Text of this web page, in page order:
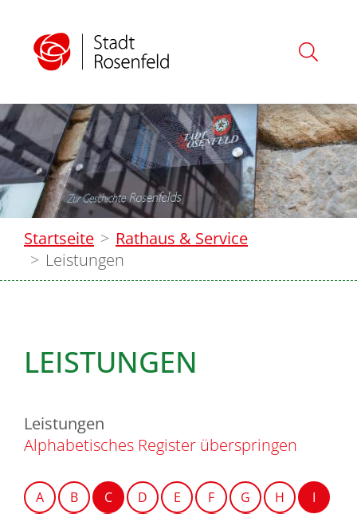
Startseite
Rathaus & Service
Leistungen
LEISTUNGEN
Leistungen
Alphabetisches Register überspringen
A B C D E F G H
I